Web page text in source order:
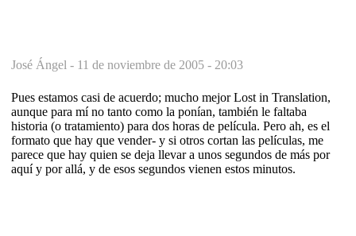
José Ángel - 11 de noviembre de 2005 - 20:03
Pues estamos casi de acuerdo; mucho mejor Lost in Translation,
aunque para mí no tanto como la ponían, también le faltaba
historia (o tratamiento) para dos horas de película. Pero ah, es el
formato que hay que vender- y si otros cortan las películas, me
parece que hay quien se deja llevar a unos segundos de más por
aquí y por allá, y de esos segundos vienen estos minutos.